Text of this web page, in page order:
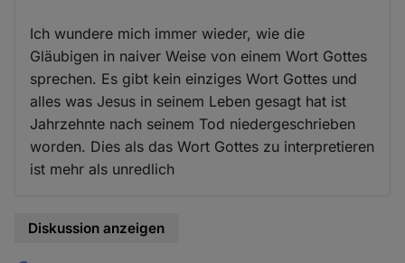
Ich wundere mich immer wieder, wie die
Gläubigen in naiver Weise von einem Wort Gottes
sprechen. Es gibt kein einziges Wort Gottes und
alles was Jesus in seinem Leben gesagt hat ist
Jahrzehnte nach seinem Tod niedergeschrieben
worden. Dies als das Wort Gottes zu interpretieren
ist mehr als unredlich
Diskussion anzeigen